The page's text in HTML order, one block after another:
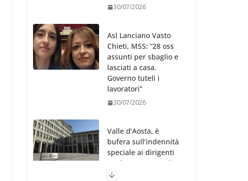
30/07/2026
Asl Lanciano Vasto
Chieti, M5S: “28 oss
assunti per sbaglio e
lasciati a casa.
Governo tuteli i
lavoratori”
30/07/2026
Valle d’Aosta, è
bufera sull’indennità
speciale ai dirigenti
Ausl. Le proteste di
minoranza e